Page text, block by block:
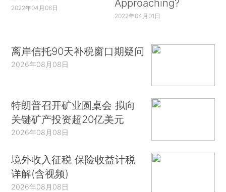
2022年04月06日
Approaching?
2022年04月01日
离岸信托90天补税窗口期疑问
2026年08月08日
特朗普召开矿业圆桌会 拟向
关键矿产投资超20亿美元
2026年08月08日
境外收入征税 保险收益计税
详解(含视频)
2026年08月08日